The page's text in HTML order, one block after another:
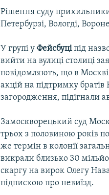
Рішення суду
Петербурзі, Вологді,
У групі уФейсбуціпід
вийти на вулиці столиці
повідомляють, що в
акцій на підтримку
загородження, підігнали
Замоскворецький суд
трьох з половиною років
же термін в колонії
викрали близько 30
скаргу на вирок Олегу
підпискою про невиїзд.